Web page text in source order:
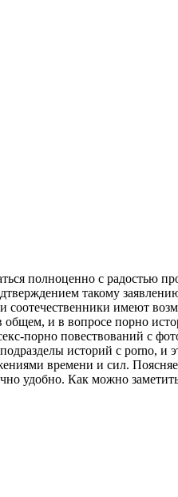
полноценно с радостью
такому
имеют
и в вопросе порно
порно повествований с
историй с porno, и
времени и сил.
удобно. Как можно